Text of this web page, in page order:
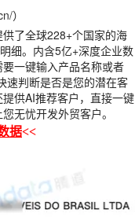
）
了全球228+个国家的海
细。内含5亿+深度企业数
一键输入产品名称或者
速判断是否是您的潜在客
供AI推荐客户，直接一键
无忧开发外贸客户。
据<<